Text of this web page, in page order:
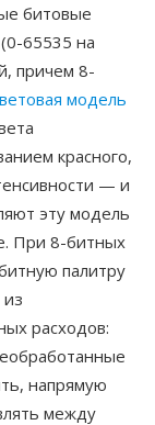
битовые
65535 на
причем 8-
модель
красного,
— и
эту модель
При 8-битных
палитру
расходов:
напрямую
между